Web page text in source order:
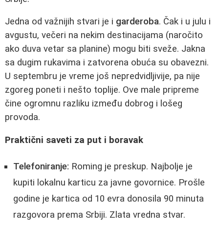
Jedna od važnijih stvari je i garderoba. Čak i u julu i
avgustu, večeri na nekim destinacijama (naročito
ako duva vetar sa planine) mogu biti sveže. Jakna
sa dugim rukavima i zatvorena obuća su obavezni.
U septembru je vreme još nepredvidljivije, pa nije
zgoreg poneti i nešto toplije. Ove male pripreme
čine ogromnu razliku između dobrog i lošeg
provoda.
Praktični saveti za put i boravak
Telefoniranje: Roming je preskup. Najbolje je
kupiti lokalnu karticu za javne govornice. Prošle
godine je kartica od 10 evra donosila 90 minuta
razgovora prema Srbiji. Zlata vredna stvar.